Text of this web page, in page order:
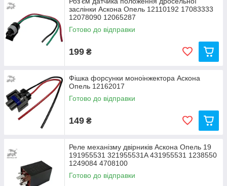
заслінки Аскона Опель 12110192 17083333
12078090 12065287
Готово до відправки
199 ₴
Фішка форсунки моноінжектора Аскона
Опель 12162017
Готово до відправки
149 ₴
Реле механізму двірників Аскона Опель 19
191955531 321955531A 431955531 1238550
1249084 4708100
Готово до відправки